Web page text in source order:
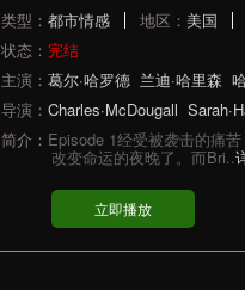
类型： 都市情感 地区： 美国
状态： 完结
主演： 葛尔·哈罗德 兰迪·哈里森
导演： Charles·McDougall
简介： Episode 1经受被袭击的痛
改变命运的夜晚了。而Bri..
立即播放